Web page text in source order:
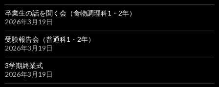
卒業生の話を聞く会（食物調理科1・2年）
2026年3月19日
受験報告会（普通科1・2年）
2026年3月19日
3学期終業式
2026年3月19日